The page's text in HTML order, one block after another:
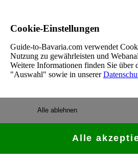
Cookie-Einstellungen
Guide-to-Bavaria.com verwendet
Nutzung zu gewährleisten und
Weitere Informationen finden Sie über
"Auswahl" sowie in unserer
Alle ablehnen
Alle